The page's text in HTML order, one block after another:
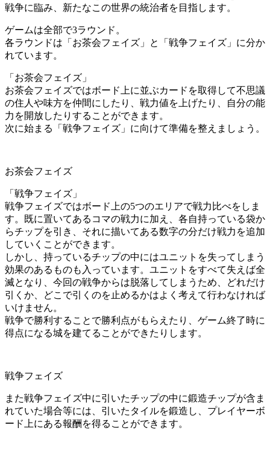
戦争に臨み、新たなこの世界の統治者を目指します。
ゲームは全部で3ラウンド。
各ラウンドは「お茶会フェイズ」と「戦争フェイズ」に分か
れています。
「お茶会フェイズ」
お茶会フェイズではボード上に並ぶカードを取得して不思議
の住人や味方を仲間にしたり、戦力値を上げたり、自分の能
力を開放したりすることができます。
次に始まる「戦争フェイズ」に向けて準備を整えましょう。
お茶会フェイズ
「戦争フェイズ」
戦争フェイズではボード上の5つのエリアで戦力比べをしま
す。既に置いてあるコマの戦力に加え、各自持っている袋か
らチップを引き、それに描いてある数字の分だけ戦力を追加
していくことができます。
しかし、持っているチップの中にはユニットを失ってしまう
効果のあるものも入っています。ユニットをすべて失えば全
滅となり、今回の戦争からは脱落してしまうため、どれだけ
引くか、どこで引くのを止めるかはよく考えて行わなければ
いけません。
戦争で勝利することで勝利点がもらえたり、ゲーム終了時に
得点になる城を建てることができたりします。
戦争フェイズ
また戦争フェイズ中に引いたチップの中に鍛造チップが含ま
れていた場合等には、引いたタイルを鍛造し、プレイヤーボ
ード上にある報酬を得ることができます。